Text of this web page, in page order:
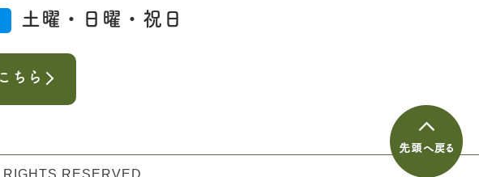
土曜・日曜・祝日
ちら
RESERVED.